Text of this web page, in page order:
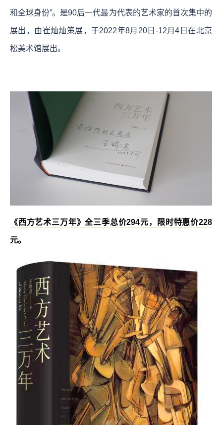
和全球身份”。是90后一代最为代表的艺术家的首次集中的
展出，由崔灿灿策展，于2022年8月20日-12月4日在北京
松美术馆展出。
《西方艺术三万年》全三季总价294元，限时特惠价228
元。